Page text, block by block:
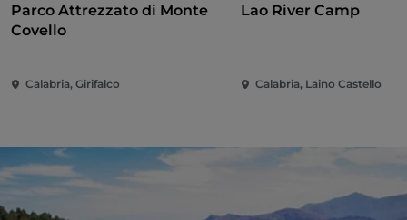
Parco Attrezzato di Monte
Covello
Calabria, Girifalco
Lao River Camp
Calabria, Laino Castello